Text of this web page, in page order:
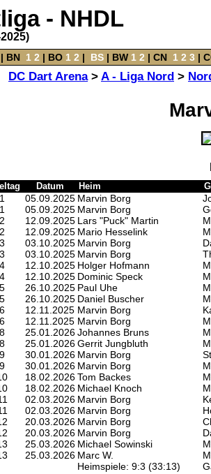
- NHDL
BN‌ 1 2 | BO‌ 1 2 | BS| BW‌ 1 2 ‌ | CN‌ 1 2 3|
DC Dart Arena> A - Liga Nord >
Datum Heim
1 05.09.2025 Marvin Borg
1
05.09.2025 Marvin Borg
2
12.09.2025 Lars "Puck" Martin
2
12.09.2025 Mario Hesselink
3
03.10.2025 Marvin Borg
3
03.10.2025 Marvin Borg
4
12.10.2025 Holger Hofmann
4
12.10.2025 Dominic Speck
5
26.10.2025 Paul Uhe
5
26.10.2025 Daniel Buscher
6
12.11.2025 Marvin Borg
6
12.11.2025 Marvin Borg
8
25.01.2026 Johannes Bruns
8
25.01.2026 Gerrit Jungbluth
9
30.01.2026 Marvin Borg
9
30.01.2026 Marvin Borg
18.02.2026 Tom Backes
18.02.2026 Michael Knoch
02.03.2026 Marvin Borg
02.03.2026 Marvin Borg
20.03.2026 Marvin Borg
20.03.2026 Marvin Borg
25.03.2026 Michael Sowinski
25.03.2026 Marc W.
Heimspiele: 9:3 (33:13)